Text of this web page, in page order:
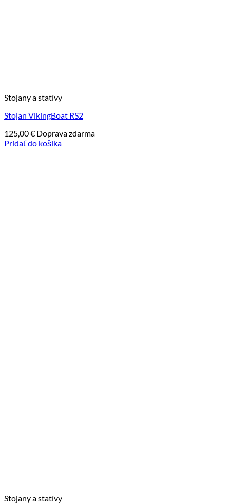
Stojany a statívy
Stojan VikingBoat RS2
125,00€ Doprava zdarma
Pridať do košíka
Stojany a statívy